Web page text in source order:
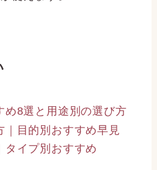
を重視するなら通販が有
販の最短翌日・匿名配送
使えます。